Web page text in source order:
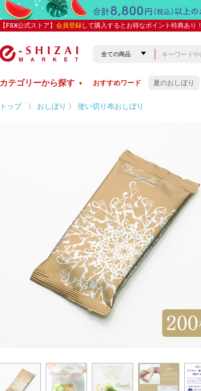
【FSX公式ストア】 会員登録して購入するとお得なポイント特典あり！
カテゴリーから探す ▼ おすすめワード 夏のおしぼり
トップ 〉 おしぼり 〉 使い切り布おしぼり